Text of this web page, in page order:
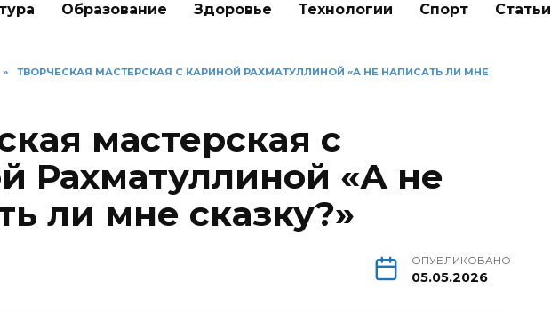
Образование Здоровье Технологии Спорт Статьи
»
ТВОРЧЕСКАЯ МАСТЕРСКАЯ С КАРИНОЙ РАХМАТУЛЛИНОЙ «А НЕ НАПИСАТЬ ЛИ МНЕ
мастерская с
Рахматуллиной «А не
ли мне сказку?»
ОПУБЛИКОВАНО
05.05.2026